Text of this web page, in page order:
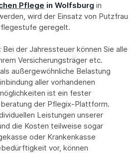
Pflege in Wolfsburg in
wird der Einsatz von Putzfrau
geregelt.
Bei der Jahressteuer können Sie alle
Versicherungsträger etc.
außergewöhnliche Belastung
aller vorhandenen
ist ein fester
der Pflegix-Plattform.
Leistungen unserer
die Kosten teilweise sogar
oder Krankenkasse
vor, können